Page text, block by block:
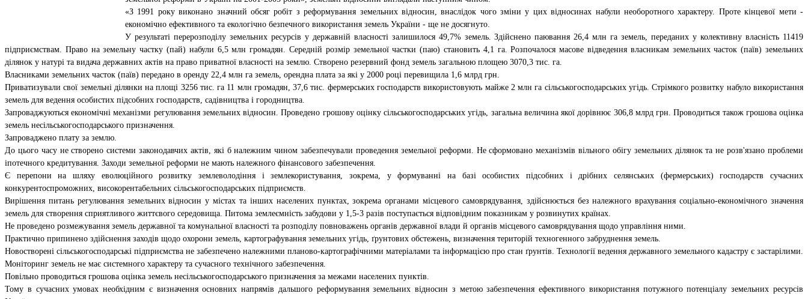
«З 1991 року виконано значний обсяг робіт з реформування земельних відносин, внаслідок чого зміни у цих відносинах набули необоротного характеру. Проте кінцевої мети -
економічно ефективного та екологічно безпечного використання земель України - ще не досягнуто.
У результаті перерозподілу земельних ресурсів у державній власності залишилося 49,7% земель. Здійснено паювання 26,4 млн га земель, переданих у колективну власність 11419
підприємствам. Право на земельну частку (пай) набули 6,5 млн громадян. Середній розмір земельної частки (паю) становить 4,1 га. Розпочалося масове відведення власникам земельних часток (паїв) земельних
ділянок у натурі та видача державних актів на право приватної власності на землю. Створено резервний фонд земель загальною площею 3070,3 тис. га.
Власниками земельних часток (паїв) передано в оренду 22,4 млн га земель, орендна плата за які у 2000 році перевищила 1,6 млрд грн.
Приватизували свої земельні ділянки на площі 3256 тис. га 11 млн громадян, 37,6 тис. фермерських господарств використовують майже 2 млн га сільськогосподарських угідь. Стрімкого розвитку набуло використання
земель для ведення особистих підсобних господарств, садівництва і городництва.
Запроваджуються економічні механізми регулювання земельних відносин. Проведено грошову оцінку сільськогосподарських угідь, загальна величина якої дорівнює 306,8 млрд грн. Проводиться також грошова оцінка
земель несільськогосподарського призначення.
Запроваджено плату за землю.
До цього часу не створено системи законодавчих актів, які б належним чином забезпечували проведення земельної реформи. Не сформовано механізмів вільного обігу земельних ділянок та не розв'язано проблеми
іпотечного кредитування. Заходи земельної реформи не мають належного фінансового забезпечення.
Є перепони на шляху еволюційного розвитку землеволодіння і землекористування, зокрема, у формуванні на базі особистих підсобних і дрібних селянських (фермерських) господарств сучасних
конкурентоспроможних, високорентабельних сільськогосподарських підприємств.
Вирішення питань регулювання земельних відносин у містах та інших населених пунктах, зокрема органами місцевого самоврядування, здійснюється без належного врахування соціально-економічного значення
земель для створення сприятливого життєвого середовища. Питома землеємність забудови у 1,5-3 разів поступається відповідним показникам у розвинутих країнах.
Не проведено розмежування земель державної та комунальної власності та розподілу повноважень органів державної влади й органів місцевого самоврядування щодо управління ними.
Практично припинено здійснення заходів щодо охорони земель, картографування земельних угідь, ґрунтових обстежень, визначення територій техногенного забруднення земель.
Новостворені сільськогосподарські підприємства не забезпечено належними планово-картографічними матеріалами та інформацією про стан ґрунтів. Технології ведення державного земельного кадастру є застарілими.
Моніторинг земель не має системного характеру та сучасного технічного забезпечення.
Повільно проводиться грошова оцінка земель несільськогосподарського призначення за межами населених пунктів.
Тому в сучасних умовах необхідним є визначення основних напрямів дальшого реформування земельних відносин з метою забезпечення ефективного використання потужного потенціалу земельних ресурсів